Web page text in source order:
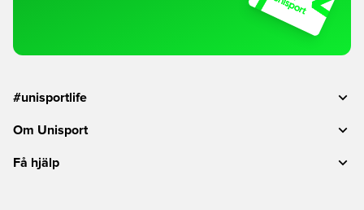
#unisportlife
Om Unisport
Få hjälp